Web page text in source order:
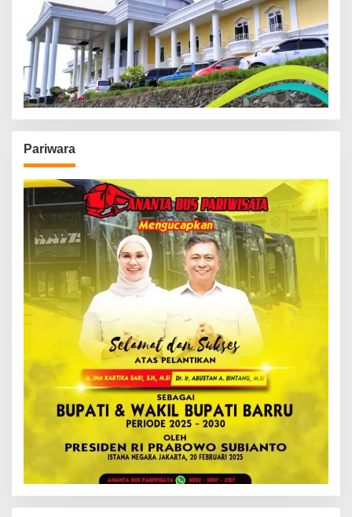
Pariwara